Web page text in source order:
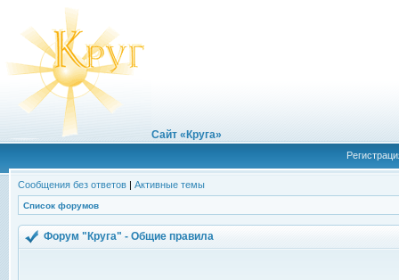
Сайт «Круга»
Сообщения без ответов | Активные темы
Список форумов
Форум "Круга" - Общие правила